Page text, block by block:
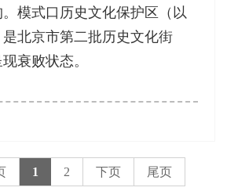
模式口历史文化保护区（以
北京市第二批历史文化街
衰败状态。
1 2 下页 尾页